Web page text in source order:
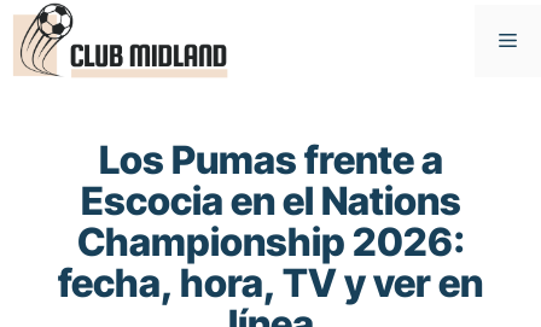
Saltar
contenido
Los Pumas frente a
Escocia en el Nations
Championship 2026:
fecha, hora, TV y ver en